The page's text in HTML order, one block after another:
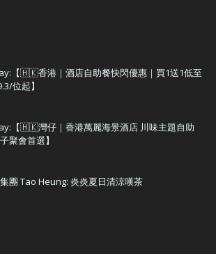
【🇭🇰香港｜酒店自助餐快閃優惠｜買1送1低至
位起】
【🇭🇰灣仔｜香港萬麗海景酒店 川味主題自助
聚會首選】
團 Tao Heung: 炎炎夏日清涼嘆茶